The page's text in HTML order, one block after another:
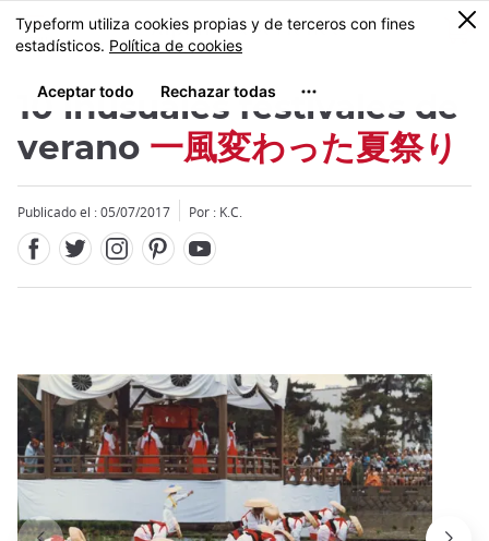
Tamaño
MENU
0
10 inusuales festivales de
verano 一風変わった夏祭り
Publicado el : 05/07/2017 Por : K.C.
Close